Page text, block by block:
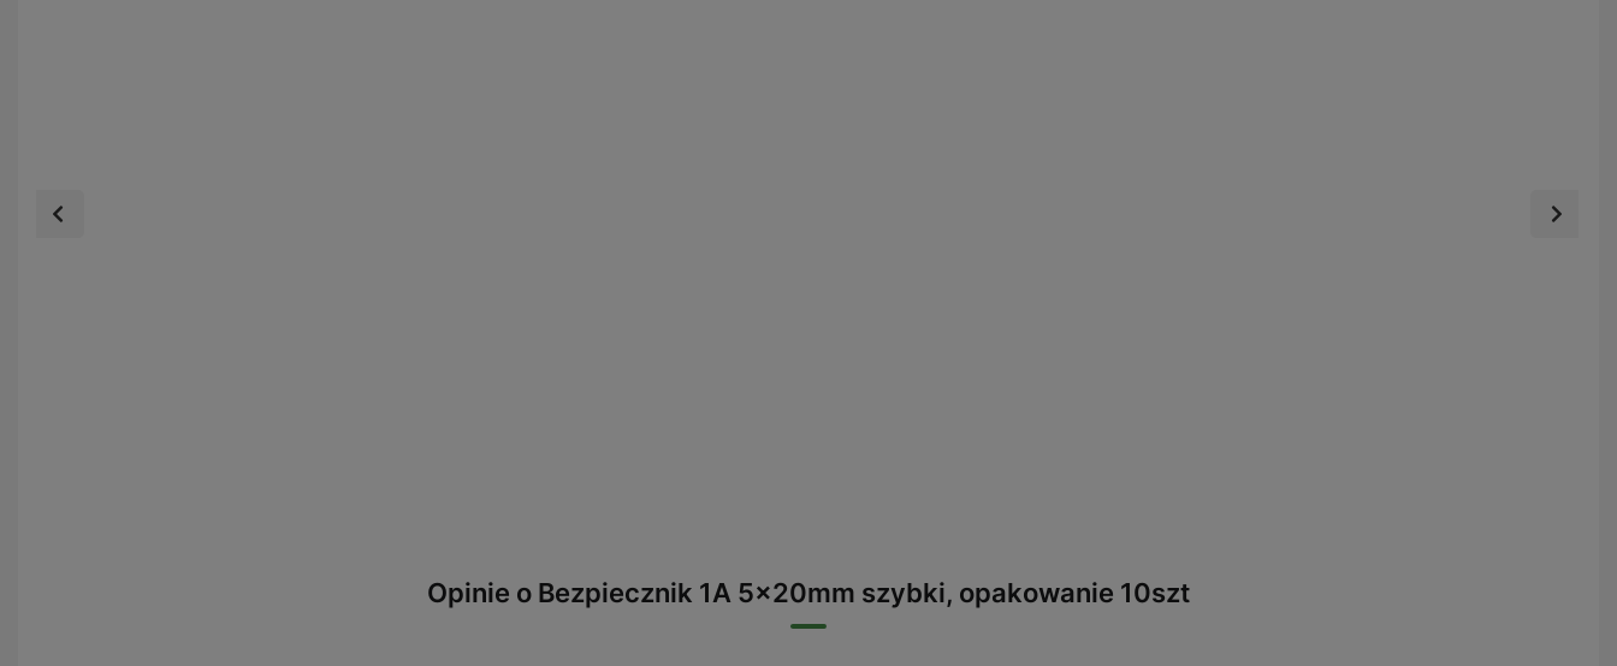
Opinie o Bezpiecznik 1A 5x20mm szybki, opakowanie 10szt